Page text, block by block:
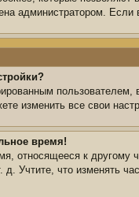
администратором.
изменить все свои
время!
относящееся к другому
Учтите, что изменять